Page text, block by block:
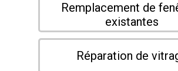
Remplacement de
existantes
Réparation de